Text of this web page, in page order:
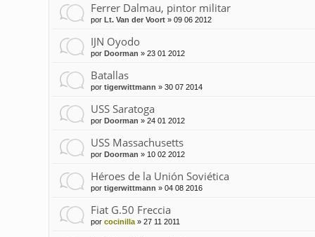
Ferrer Dalmau, pintor militar
por Lt. Van der Voort» 09 06 2012
IJN Oyodo
por Doorman » 23 01 2012
Batallas
por tigerwittmann » 30 07 2014
USS Saratoga
por Doorman » 24 01 2012
USS Massachusetts
por Doorman » 10 02 2012
Héroes de la Unión Soviética
por tigerwittmann » 04 08 2016
Fiat G.50 Freccia
por cocinilla» 27 11 2011